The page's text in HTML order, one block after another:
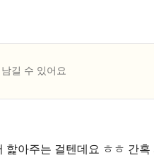
길 수 있어요
핥아주는 걸텐데요 ㅎㅎ 간